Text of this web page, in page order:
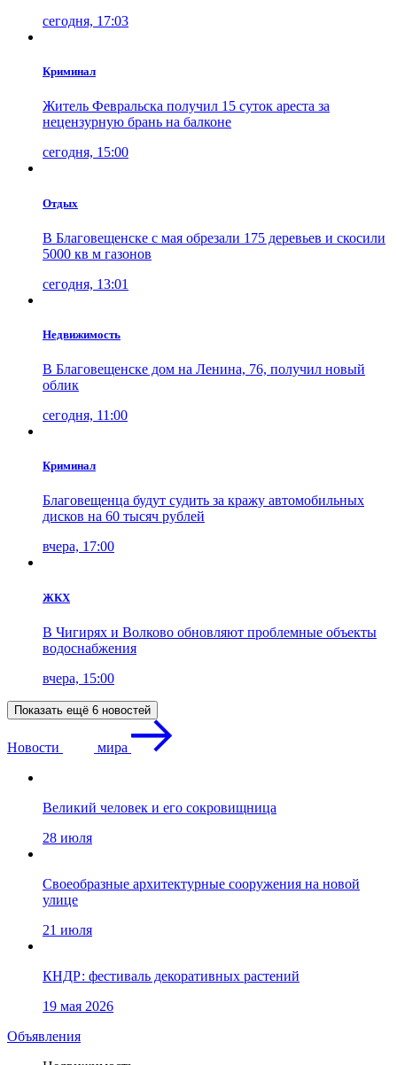
сегодня, 17:03
Криминал
Житель Февральска получил 15 суток ареста за
нецензурную брань на балконе
сегодня, 15:00
Отдых
В Благовещенске с мая обрезали 175 деревьев и скосили
5000 кв м газонов
сегодня, 13:01
Недвижимость
В Благовещенске дом на Ленина, 76, получил новый
облик
сегодня, 11:00
Криминал
Благовещенца будут судить за кражу автомобильных
дисков на 60 тысяч рублей
вчера, 17:00
ЖКХ
В Чигирях и Волково обновляют проблемные объекты
водоснабжения
вчера, 15:00
Показать ещё 6 новостей
Новости мира
Великий человек и его сокровищница
28 июля
Своеобразные архитектурные сооружения на новой
улице
21 июля
КНДР: фестиваль декоративных растений
19 мая 2026
Объявления